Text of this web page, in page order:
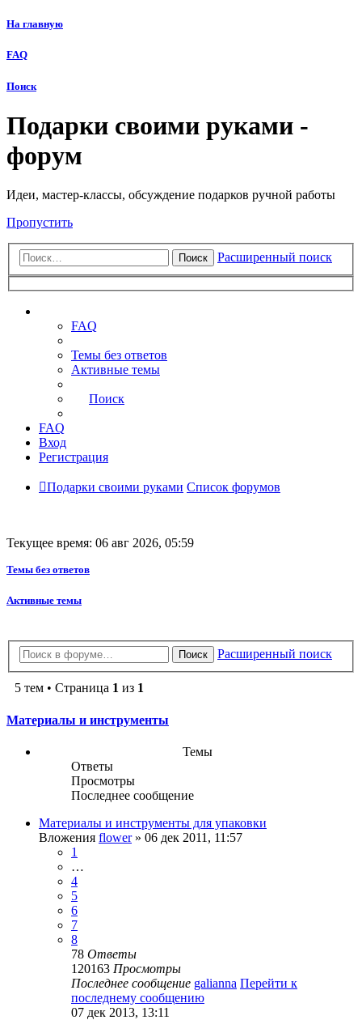
На главную
FAQ
Поиск
Подарки своими руками -
форум
Идеи, мастер-классы, обсуждение подарков ручной работы
Пропустить
Поиск Расширенный поиск
FAQ
Темы без ответов
Активные темы
Поиск
FAQ
Вход
Регистрация
Подарки своими руками Список форумов
Текущее время: 06 авг 2026, 05:59
Темы без ответов
Активные темы
Поиск Расширенный поиск
5 тем • Страница 1 из 1
Материалы и инструменты
Темы
Ответы
Просмотры
Последнее сообщение
Материалы и инструменты для упаковки
Вложения flower» 06 дек 2011, 11:57
1
…
4
5
6
7
8
78 Ответы
120163 Просмотры
Последнее сообщение galianna Перейти к
последнему сообщению
07 дек 2013, 13:11